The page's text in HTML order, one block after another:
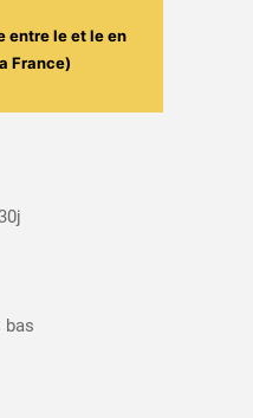
entre leet leen
France)
bas